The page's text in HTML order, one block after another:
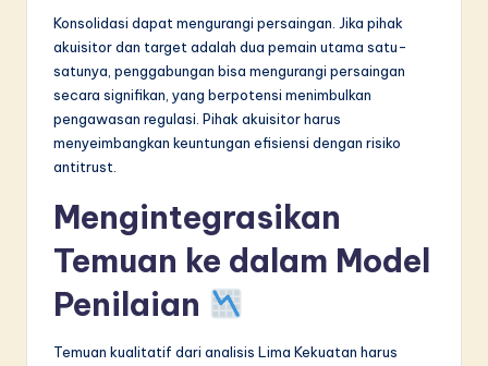
Konsolidasi dapat mengurangi persaingan. Jika pihak
akuisitor dan target adalah dua pemain utama satu-
satunya, penggabungan bisa mengurangi persaingan
secara signifikan, yang berpotensi menimbulkan
pengawasan regulasi. Pihak akuisitor harus
menyeimbangkan keuntungan efisiensi dengan risiko
antitrust.
Mengintegrasikan
Temuan ke dalam Model
Penilaian
Temuan kualitatif dari analisis Lima Kekuatan harus